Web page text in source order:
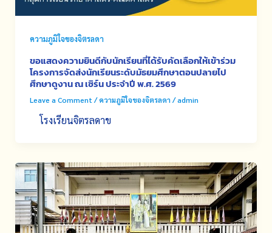
ความภูมิใจของจิตรลดา
ขอแสดงความยินดีกับนักเรียนที่ได้รับคัดเลือกให้เข้าร่วม
โครงการจัดส่งนักเรียนระดับมัธยมศึกษาตอนปลายไป
ศึกษาดูงาน ณ เซิร์น ประจำปี พ.ศ. 2569
Leave a Comment /ความภูมิใจของจิตรลดา /admin
โรงเรียนจิตรลดาข